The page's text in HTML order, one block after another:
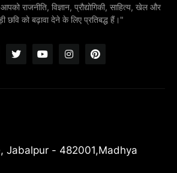
राजनीति, विज्ञान, प्रौद्योगिकी, साहित्य, खेल और
छवि को बढ़ावा देने के लिए प्रतिबद्ध हैं।"
Jabalpur - 482001,Madhya